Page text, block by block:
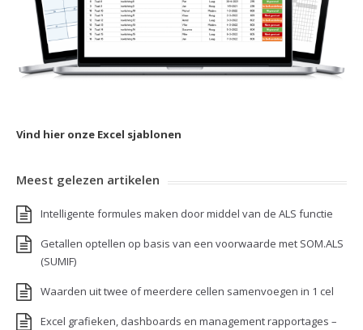
Vind hier onze Excel sjablonen
Meest gelezen artikelen
Intelligente formules maken door middel van de ALS functie
Getallen optellen op basis van een voorwaarde met SOM.ALS
(SUMIF)
Waarden uit twee of meerdere cellen samenvoegen in 1 cel
Excel grafieken, dashboards en management rapportages –